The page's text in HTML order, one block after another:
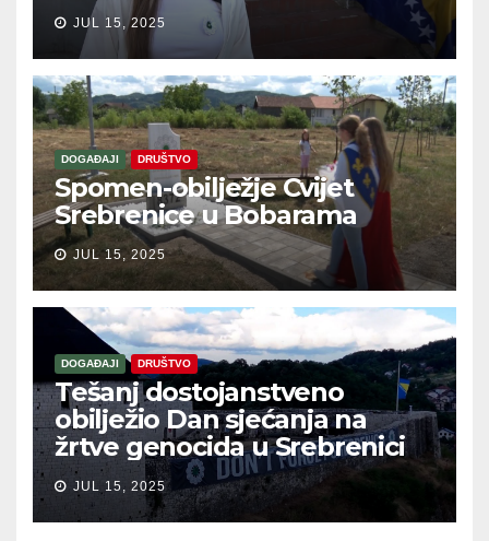
JUL 15, 2025
DOGAĐAJI DRUŠTVO
Spomen-obilježje Cvijet
Srebrenice u Bobarama
JUL 15, 2025
DOGAĐAJI DRUŠTVO
Tešanj dostojanstveno
obilježio Dan sjećanja na
žrtve genocida u Srebrenici
JUL 15, 2025